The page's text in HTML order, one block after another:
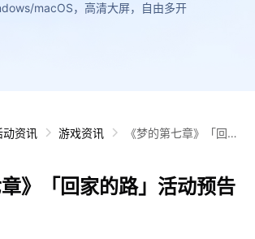
macOS，高清大屏，自由多开
动资讯 游戏资讯
《梦的第七章》「回家
章》「回家的路」活动预告